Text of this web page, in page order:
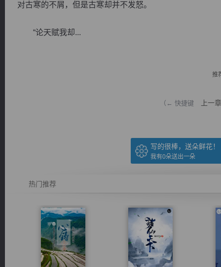
对古寒的不屑，但是古寒却并不发怒。
“论天赋我却...
推
（← 快捷键 上一章
写的很棒，送朵鲜花！
我有0朵送出一朵
热门推荐